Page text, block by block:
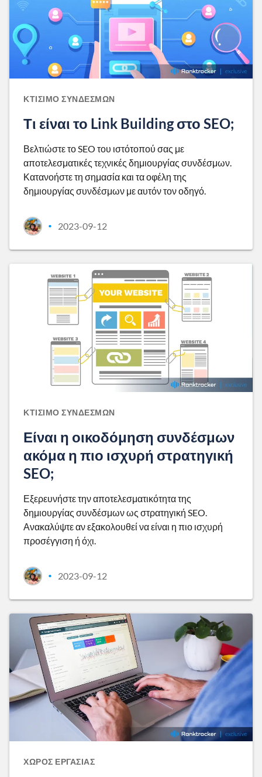
ΚΤΊΣΙΜΟ ΣΥΝΔΈΣΜΩΝ
Τι είναι το Link Building στο SEO;
Βελτιώστε το SEO του ιστότοπού σας με
αποτελεσματικές τεχνικές δημιουργίας συνδέσμων.
Κατανοήστε τη σημασία και τα οφέλη της
δημιουργίας συνδέσμων με αυτόν τον οδηγό.
• 2023-09-12
ΚΤΊΣΙΜΟ ΣΥΝΔΈΣΜΩΝ
Είναι η οικοδόμηση συνδέσμων
ακόμα η πιο ισχυρή στρατηγική
SEO;
Εξερευνήστε την αποτελεσματικότητα της
δημιουργίας συνδέσμων ως στρατηγική SEO.
Ανακαλύψτε αν εξακολουθεί να είναι η πιο ισχυρή
προσέγγιση ή όχι.
• 2023-09-12
ΧΏΡΟΣ ΕΡΓΑΣΊΑΣ